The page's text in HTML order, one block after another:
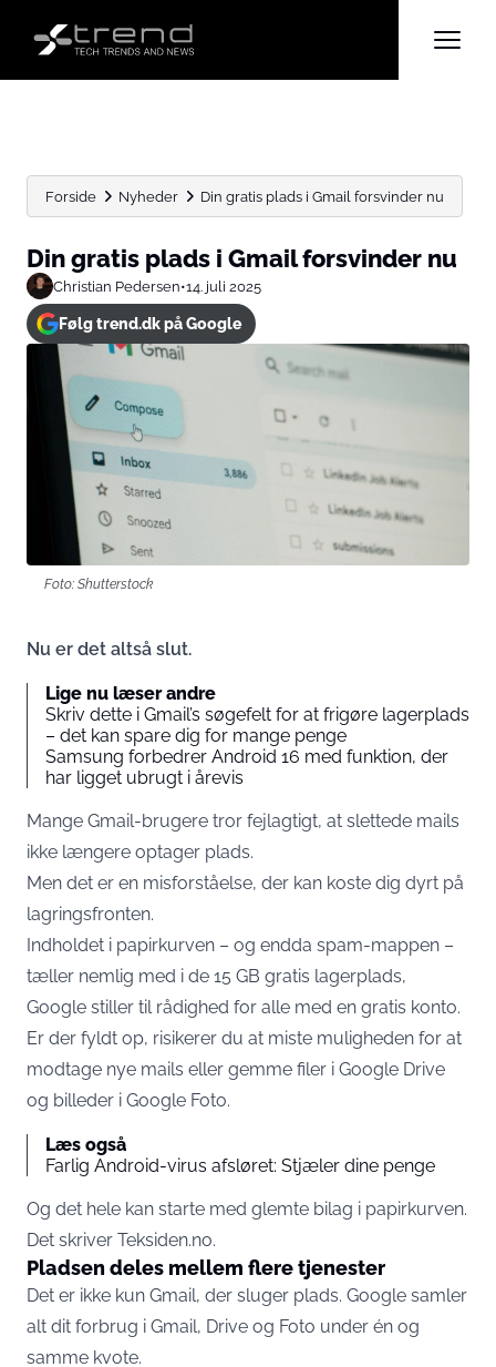
Forside Nyheder Din gratis plads i Gmail forsvinder nu
Din gratis plads i Gmail forsvinder nu
Christian Pedersen•14. juli 2025
Følg trend.dk på Google
Foto: Shutterstock
Nu er det altså slut.
Lige nu læser andre
Skriv dette i Gmail’s søgefelt for at frigøre lagerplads
– det kan spare dig for mange penge
Samsung forbedrer Android 16 med funktion, der
har ligget ubrugt i årevis
Mange Gmail-brugere tror fejlagtigt, at slettede mails
ikke længere optager plads.
Men det er en misforståelse, der kan koste dig dyrt på
lagringsfronten.
Indholdet i papirkurven – og endda spam-mappen –
tæller nemlig med i de 15 GB gratis lagerplads,
Google stiller til rådighed for alle med en gratis konto.
Er der fyldt op, risikerer du at miste muligheden for at
modtage nye mails eller gemme filer i Google Drive
og billeder i Google Foto.
Læs også
Farlig Android-virus afsløret: Stjæler dine penge
Og det hele kan starte med glemte bilag i papirkurven.
Det skriver Teksiden.no.
Pladsen deles mellem flere tjenester
Det er ikke kun Gmail, der sluger plads. Google samler
alt dit forbrug i Gmail, Drive og Foto under én og
samme kvote.